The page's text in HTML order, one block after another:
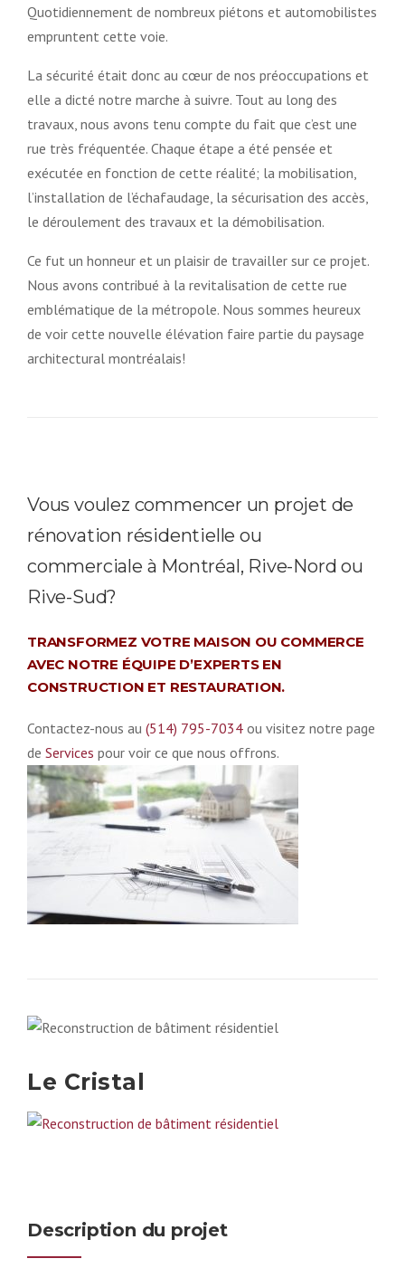
Quotidiennement de nombreux piétons et automobilistes
empruntent cette voie.
La sécurité était donc au cœur de nos préoccupations et
elle a dicté notre marche à suivre. Tout au long des
travaux, nous avons tenu compte du fait que c’est une
rue très fréquentée. Chaque étape a été pensée et
exécutée en fonction de cette réalité; la mobilisation,
l’installation de l’échafaudage, la sécurisation des accès,
le déroulement des travaux et la démobilisation.
Ce fut un honneur et un plaisir de travailler sur ce projet.
Nous avons contribué à la revitalisation de cette rue
emblématique de la métropole. Nous sommes heureux
de voir cette nouvelle élévation faire partie du paysage
architectural montréalais!
Vous voulez commencer un projet de
rénovation résidentielle ou
commerciale à Montréal, Rive-Nord ou
Rive-Sud?
TRANSFORMEZ VOTRE MAISON OU COMMERCE
AVEC NOTRE ÉQUIPE D’EXPERTS EN
CONSTRUCTION ET RESTAURATION.
Contactez-nous au (514) 795-7034 ou visitez notre page
de Services pour voir ce que nous offrons.
Le Cristal
Description du projet